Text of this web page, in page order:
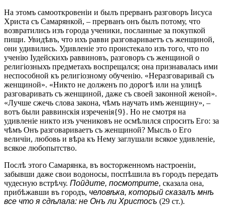
На этомъ самооткровеніи и былъ прерванъ разговоръ Iисуса
Христа съ Самарянкой, – прерванъ онъ былъ потому, что
возвратились изъ города ученики, посланные за покупкой
пищи. Увидѣвъ, что ихъ равви разговариваетъ съ женщиной,
они удивились. Удивленіе это проистекало изъ того, что по
ученію Іудейскихъ раввиновъ, разговоръ съ женщиной о
религіозныхъ предметахъ воспрещался; она признавалась ими
неспособной къ религіозному обученію. «Неразговаривай съ
женщиной». «Никто не долженъ по дорогѣ или на улицѣ
разговаривать съ женщиной, даже съ своей законной женой».
«Лучше сжечь слова закона, чѣмъ научать имъ женщину», –
вотъ были раввинскія изреченія{9}. Но не смотря на
удивленіе никто изъ учениковъ не осмѣлился спросить Его: за
чѣмъ Онъ разговариваетъ съ женщиной? Мысль о Его
величіи, любовь и вѣра къ Нему заглушали всякое удивленіе,
всякое любопытство.
Послѣ этого Самарянка, въ восторженномъ настроеніи,
забывши даже свои водоносы, поспѣшила въ городъ передать
чудесную встрѣчу. Пойдите, посмотрите, сказала она,
прибѣжавши въ городъ, человѣка, который сказалъ мнѣ
все что я сдѣлала: не Онъ ли Христосъ (29 ст.).